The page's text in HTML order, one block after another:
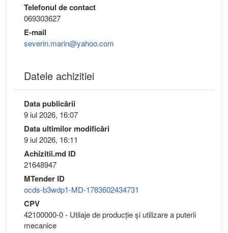
Telefonul de contact
069303627
E-mail
severin.marin@yahoo.com
Datele achizitiei
Data publicării
9 iul 2026, 16:07
Data ultimilor modificări
9 iul 2026, 16:11
Achizitii.md ID
21648947
MTender ID
ocds-b3wdp1-MD-1783602434731
CPV
42100000-0 - Utilaje de producţie şi utilizare a puterii
mecanice